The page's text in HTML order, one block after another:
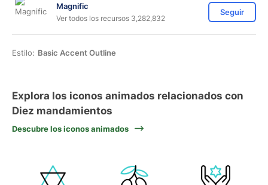
Magnific
Ver todos los recursos 3,282,832
Seguir
Estilo: Basic Accent Outline
Explora los iconos animados relacionados con
Diez mandamientos
Descubre los iconos animados